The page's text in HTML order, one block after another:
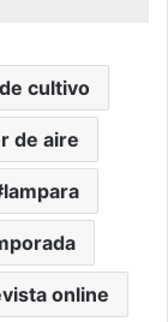
cultivo
de aire
lampara
online